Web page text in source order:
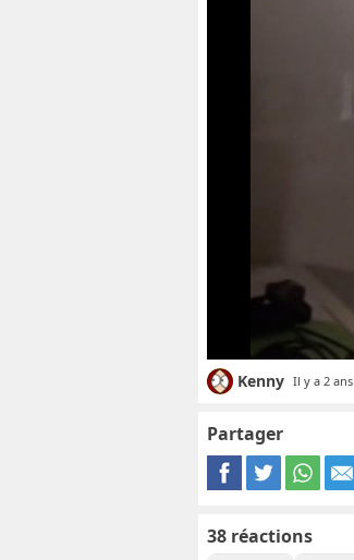
Kenny Il y a 2 ans
Partager
38 réactions